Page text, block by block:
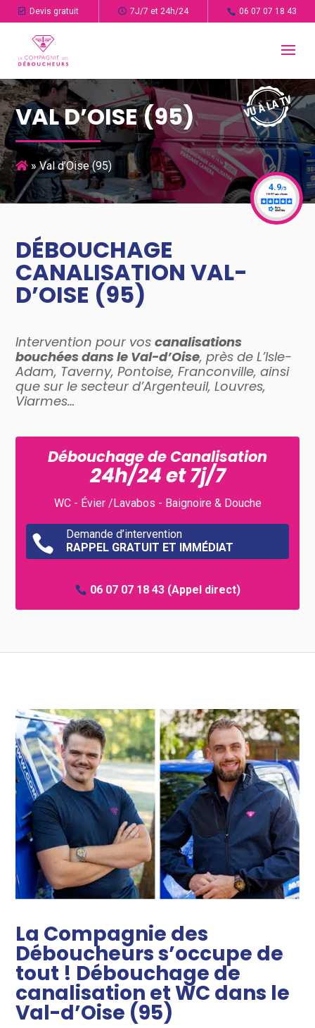
Devis gratuit 7J/7 et 24h/24 06 07 07 18 43
VAL D’OISE (95)
»Val d’Oise (95)
DÉBOUCHAGE
CANALISATION VAL-
D’OISE (95)
Intervention pour voscanalisations
bouchées dans le Val-d’Oise, près de L’Isle-
Adam, Taverny, Pontoise, Franconville, ainsi
que sur le secteur d’Argenteuil, Louvres,
Viarmes…
Débouchage de Canalisation
24h/24 et 7j/7
WC - Évier /Lavabos - Baignoire & Douche

Demande d’intervention
RAPPEL GRATUIT ET IMMÉDIAT
06 07 07 18 43(Appel direct)
La Compagnie des
Déboucheurs s’occupe de
tout ! Débouchage de
canalisation et WC dans le
Val-d’Oise (95)